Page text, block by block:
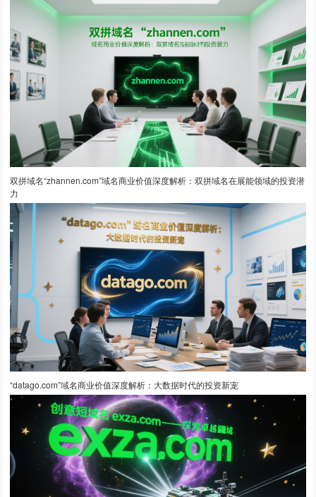
双拼域名“zhannen.com”域名商业价值深度解析：双拼域名在展能领域的投资潜
力
“datago.com”域名商业价值深度解析：大数据时代的投资新宠